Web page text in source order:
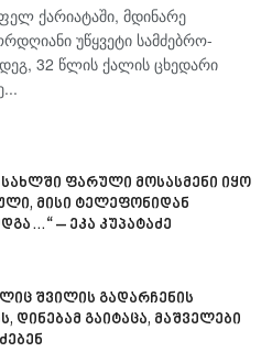
ქარიატაში, მდინარე
უწყვეტი სამძებრო-
32 წლის ქალის ცხედარი
სახლში ფარული მოსასმენი იყო
მისი ტელეფონიდან
– ეკა კუპატაძე
შვილის გადარჩენის
დინებამ გაიტაცა, მაშველები